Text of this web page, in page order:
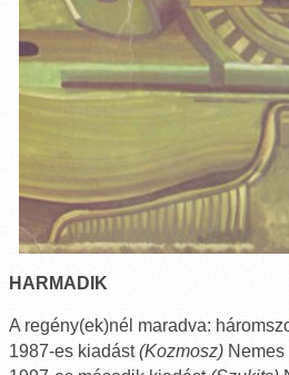
HARMADIK
A regény(ek)nél maradva:
1987-es kiadást(Kozmosz)Nemes